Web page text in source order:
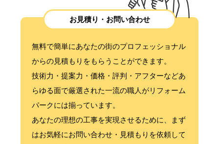
お見積り・お問い合わせ
無料で簡単にあなたの街のプロフェッショナル
からの見積もりをもらうことができます。
技術力・提案力・価格・評判・アフターなどあ
らゆる面で厳選された一流の職人がリフォーム
パークには揃っています。
あなたの理想の工事を実現させるために、まず
はお気軽にお問い合わせ・見積もりを依頼して